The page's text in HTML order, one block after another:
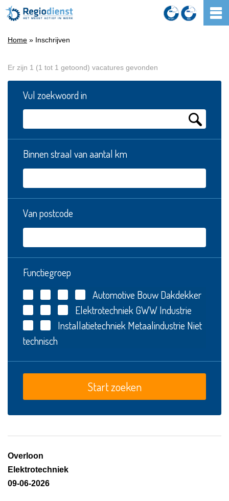
Home » Inschrijven
Er zijn 1 (1 tot 1 getoond) vacatures gevonden
Vul zoekwoord in
Binnen straal van aantal km
Van postcode
Functiegroep
Automotive BouwDakdekker
Elektrotechniek GWWIndustrie
Installatietechniek Metaalindustrie Niet
technisch
Overloon
Elektrotechniek
09-06-2026